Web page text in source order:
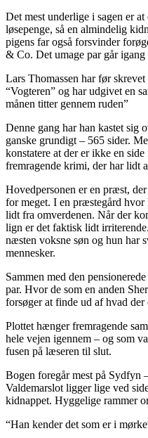
Det mest underlige i sagen er
løsepenge, så en almindelig
pigens far også forsvinder
& Co. Det umage par går
Lars Thomassen har før
“Vogteren” og har udgivet en
månen titter gennem ruden”
Denne gang har han kastet sig
ganske grundigt – 565 sider.
konstatere at der er ikke en
fremragende krimi, der har lidt
Hovedpersonen er en præst,
for meget. I en præstegård hvor
lidt fra omverdenen. Når der
lign er det faktisk lidt
næsten voksne søn og hun har
mennesker.
Sammen med den
par. Hvor de som en anden
forsøger at finde ud af hvad
Plottet hænger fremragende
hele vejen igennem – og som
fusen på læseren til slut.
Bogen foregår mest på Sydfyn
Valdemarslot ligger lige ved
kidnappet. Hyggelige rammer
“Han kender det som er i